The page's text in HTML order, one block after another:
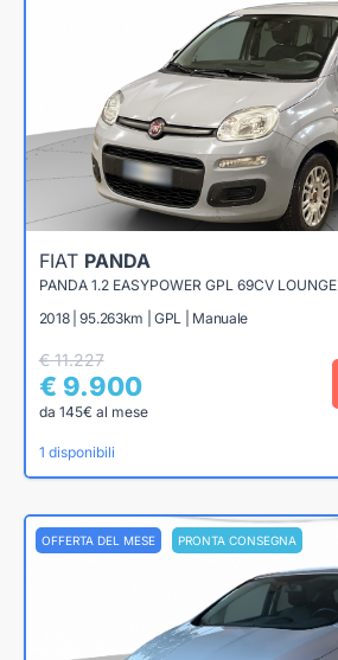
FIAT PANDA
PANDA 1.2 EASYPOWER GPL 69CV LOUNGE
2018 | 95.263km | GPL | Manuale
€ 11.227
€ 9.900
da 145€ al mese
1 disponibili
OFFERTA DEL MESE PRONTA CONSEGNA